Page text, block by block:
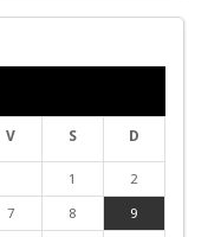
V S D
1 2
7 8 9